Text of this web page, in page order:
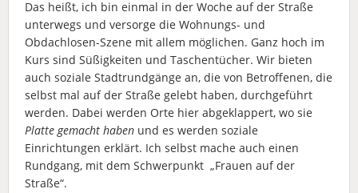
Das heißt, ich bin einmal in der Woche auf der Straße
unterwegs und versorge die Wohnungs- und
Obdachlosen-Szene mit allem möglichen. Ganz hoch im
Kurs sind Süßigkeiten und Taschentücher. Wir bieten
auch soziale Stadtrundgänge an, die von Betroffenen, die
selbst mal auf der Straße gelebt haben, durchgeführt
werden. Dabei werden Orte hier abgeklappert, wo sie
Platte gemacht haben und es werden soziale
Einrichtungen erklärt. Ich selbst mache auch einen
Rundgang, mit dem Schwerpunkt „Frauen auf der
Straße“.